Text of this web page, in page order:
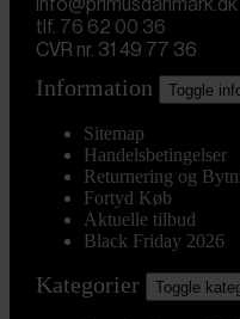
info@primusdanmark.dk
tlf. 76 62 00 36
CVR nr. 31 49 77 36
Information Toggle
Sitemap
Handelsbetingelser
Returnering og
Fortyd Køb
Aktuelle tilbud
Black Friday 2026
Kategorier Toggle